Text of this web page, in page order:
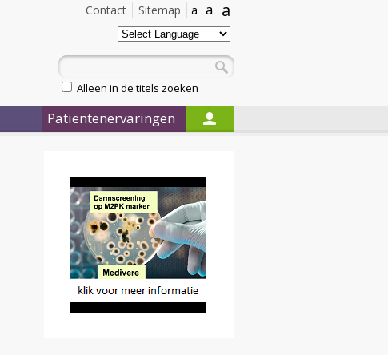
a
a
a
Sitemap
Contact
Alleen in de titels zoeken
Patiëntenervaringen